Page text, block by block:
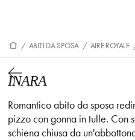
/ ABITI DA SPOSA / AIRE ROYALE
INARA
Romantico abito da sposa
pizzo con gonna in tulle. Con
schiena chiusa da